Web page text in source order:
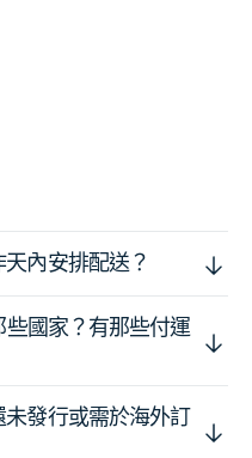
內安排配送？
國家？有那些付運
發行或需於海外訂